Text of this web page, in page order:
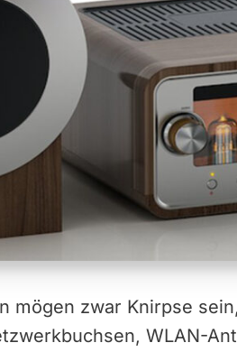
mögen zwar Knirpse
WLAN-